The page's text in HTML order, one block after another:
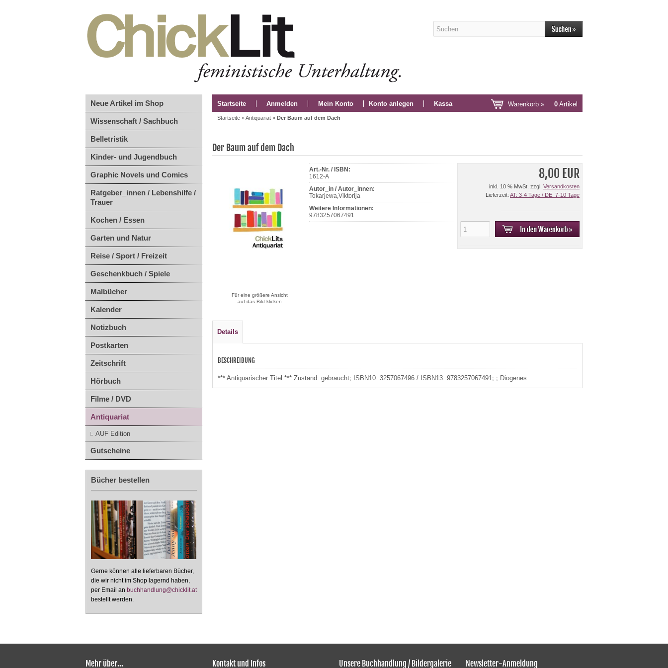
Neue Artikel im Shop
Wissenschaft / Sachbuch
Belletristik
Kinder- und Jugendbuch
Graphic Novels und Comics
Ratgeber_innen / Lebenshilfe /
Trauer
Kochen / Essen
Garten und Natur
Reise / Sport / Freizeit
Geschenkbuch / Spiele
Malbücher
Kalender
Notizbuch
Postkarten
Zeitschrift
Hörbuch
Filme / DVD
Antiquariat
AUF Edition
Gutscheine
Bücher bestellen
Gerne können alle lieferbaren Bücher,
die wir nicht im Shop lagernd haben,
per Email an buchhandlung@chicklit.at
bestellt werden.
Startseite Anmelden Mein Konto Konto anlegen Kassa Warenkorb » 0 Artikel
Startseite »Antiquariat » Der Baum auf dem Dach
Der Baum auf dem Dach
Für eine größere Ansicht
auf das Bild klicken
Art.-Nr. / ISBN:
1612-A
Autor_in / Autor_innen:
Tokarjewa,Viktorija
Weitere Informationen:
9783257067491
8,00 EUR
inkl. 10 % MwSt. zzgl. Versandkosten
Lieferzeit: AT: 3-4 Tage / DE: 7-10 Tage
Details
BESCHREIBUNG
*** Antiquarischer Titel *** Zustand: gebraucht; ISBN10: 3257067496 / ISBN13: 9783257067491; ; Diogenes
Mehr über... Kontakt und Infos Unsere Buchhandlung / Bildergalerie Newsletter-Anmeldung